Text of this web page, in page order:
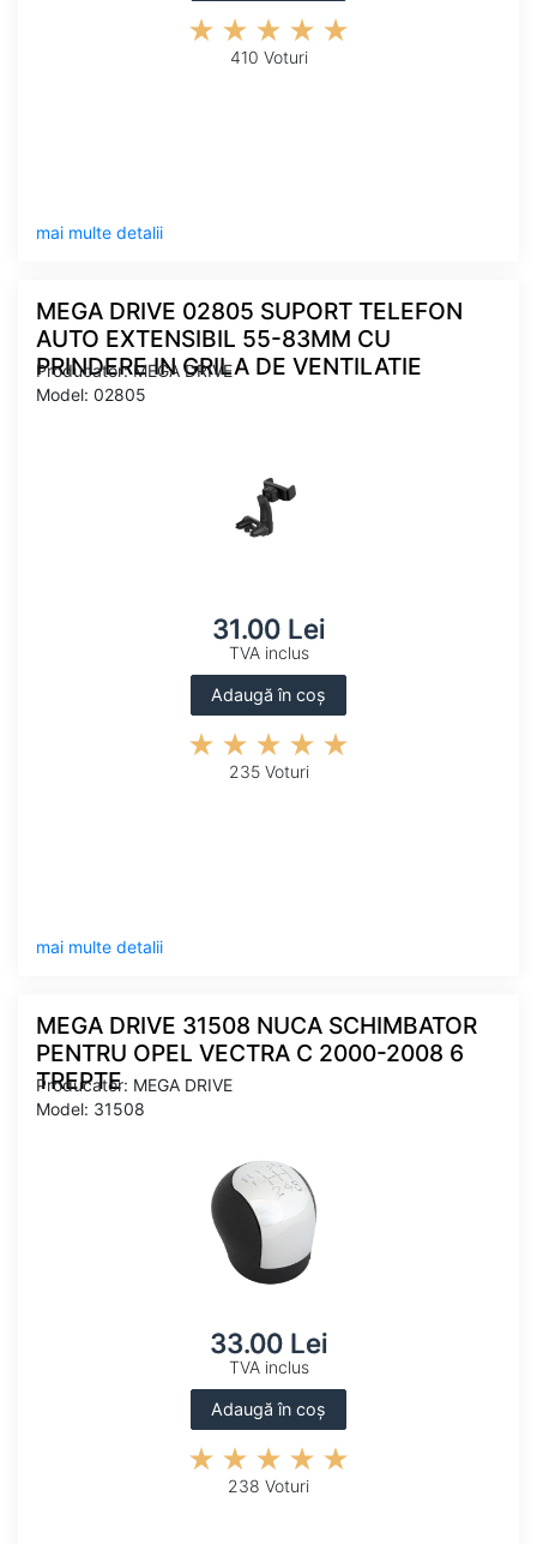
410 Voturi
mai multe detalii
MEGA DRIVE 02805 SUPORT TELEFON
AUTO EXTENSIBIL 55-83MM CU
PRINDERE IN GRILA DE VENTILATIE
Producator: MEGA DRIVE
Model: 02805
31.00 Lei
TVA inclus
Adaugă în coș
235 Voturi
mai multe detalii
MEGA DRIVE 31508 NUCA SCHIMBATOR
PENTRU OPEL VECTRA C 2000-2008 6
TREPTE
Producator: MEGA DRIVE
Model: 31508
33.00 Lei
TVA inclus
Adaugă în coș
238 Voturi